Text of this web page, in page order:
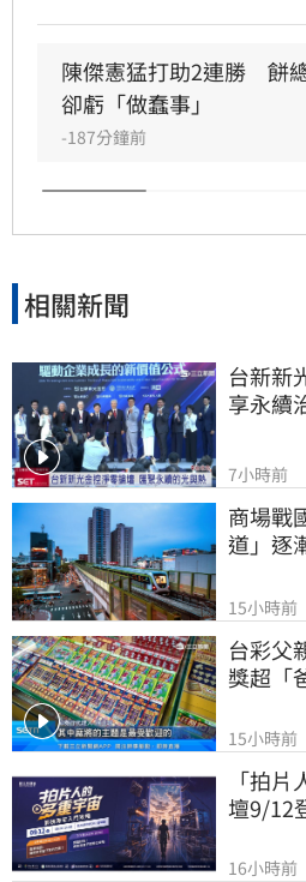
陳傑憲猛打助2連勝　餅
卻虧「做蠢事」
-187分鐘前
相關新聞
台新新
享永續
7小時前
商場戰
道」逐
15小時前
台彩父
獎超「
15小時前
「拍
壇9/12
16小時前